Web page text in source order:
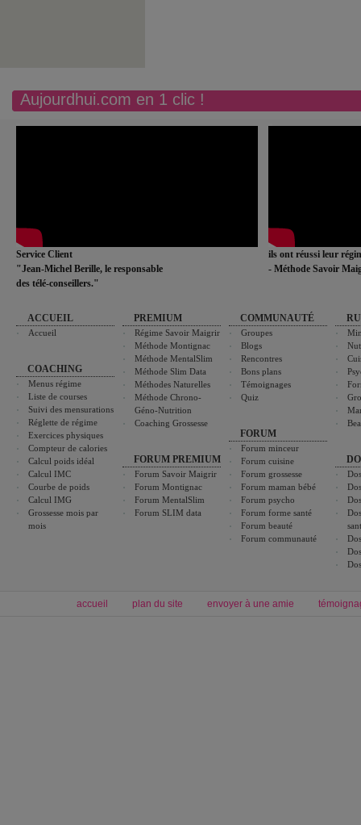
Aujourdhui.com en 1 clic !
Service Client
"Jean-Michel Berille, le responsable
des télé-conseillers."
ils ont réussi leur
- Méthode Savoir
ACCUEIL
Accueil
COACHING
Menus régime
Liste de courses
Suivi des mensurations
Réglette de régime
Exercices physiques
Compteur de calories
Calcul poids idéal
Calcul IMC
Courbe de poids
Calcul IMG
Grossesse mois par
mois
PREMIUM
Régime Savoir Maigrir
Méthode Montignac
Méthode MentalSlim
Méthode Slim Data
Méthodes Naturelles
Méthode Chrono-
Géno-Nutrition
Coaching Grossesse
FORUM PREMIUM
Forum Savoir Maigrir
Forum Montignac
Forum MentalSlim
Forum SLIM data
COMMUNAUTÉ
Groupes
Blogs
Rencontres
Bons plans
Témoignages
Quiz
FORUM
Forum minceur
Forum cuisine
Forum grossesse
Forum maman bébé
Forum psycho
Forum forme santé
Forum beauté
Forum communauté
accueil plan du site envoyer à une amie